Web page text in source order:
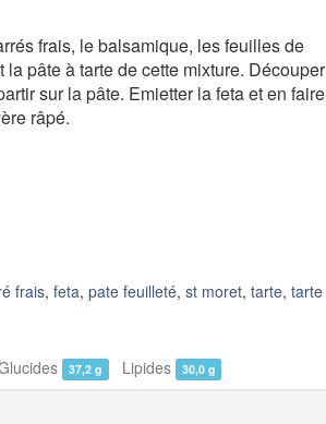
frais, le balsamique, les feuilles de
pâte à tarte de cette mixture. Découper
sur la pâte. Emietter la feta et en faire
râpé.
frais, feta, pate feuilleté, st moret, tarte, tarte
37,2 g Lipides 30,0 g